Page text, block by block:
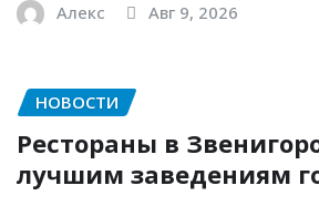
Алекс Авг 9, 2026
НОВОСТИ
Рестораны в
лучшим заведениям